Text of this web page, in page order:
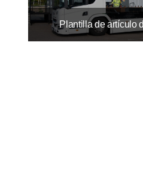
Plantilla de artículo